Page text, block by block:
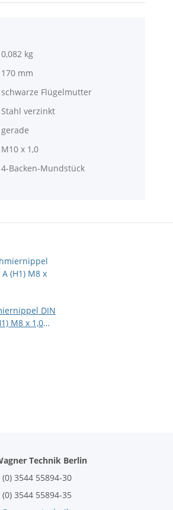
0,082 kg
170 mm
schwarze Flügelmutter
Stahl verzinkt
gerade
M10 x 1,0
4-Backen-Mundstück
DIN
M8 x 1,0
8mm
Technik Berlin
(0) 3544 55894-30
(0) 3544 55894-35